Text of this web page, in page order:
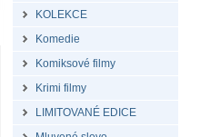
KOLEKCE
Komedie
Komiksové filmy
Krimi filmy
LIMITOVANÉ EDICE